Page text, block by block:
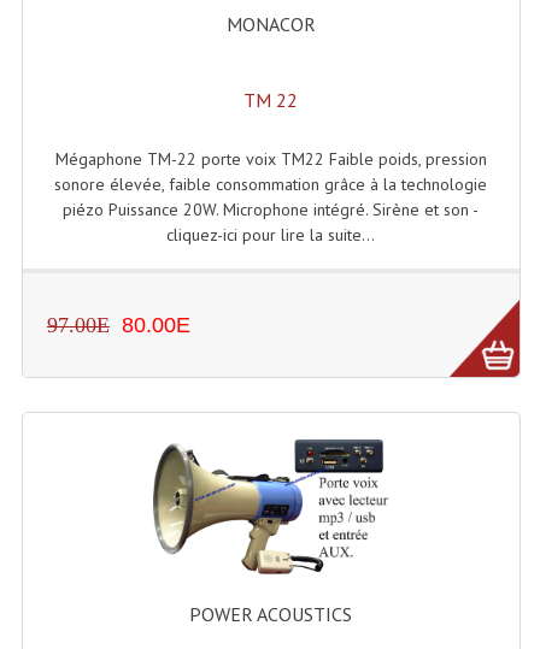
MONACOR
TM 22
Mégaphone TM-22 porte voix TM22 Faible poids, pression
sonore élevée, faible consommation grâce à la technologie
piézo Puissance 20W. Microphone intégré. Sirène et son -
cliquez-ici pour lire la suite...
97.00E 80.00E
POWER ACOUSTICS